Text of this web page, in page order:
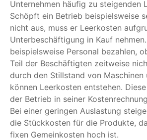
Unternehmen häufig zu steigenden
Schöpft ein Betrieb beispielsweise
nicht aus, muss er Leerkosten
Unterbeschäftigung in Kauf
beispielsweise Personal bezahlen,
Teil der Beschäftigten zeitweise
durch den Stillstand von Maschinen
können Leerkosten entstehen.
der Betrieb in seiner
Bei einer geringen Auslastung
die Stückkosten für die Produkte,
fixen Gemeinkosten hoch ist.